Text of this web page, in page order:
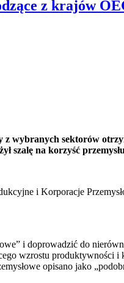
z krajów
wybranych sektorów
szalę na korzyść
i Korporacje
i doprowadzić do
wzrostu produktywności
opisano jako